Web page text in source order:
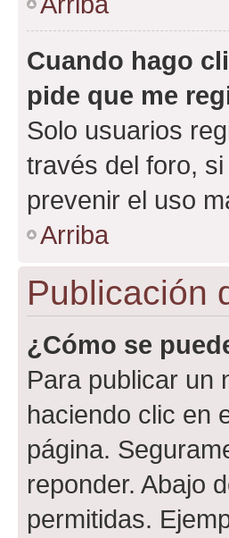
Cuando hago
pide que me
Solo usuarios
través del foro,
prevenir el uso
Arriba
Publicación
¿Cómo se
Para publicar un
haciendo clic en
página.
reponder. Abajo
permitidas.